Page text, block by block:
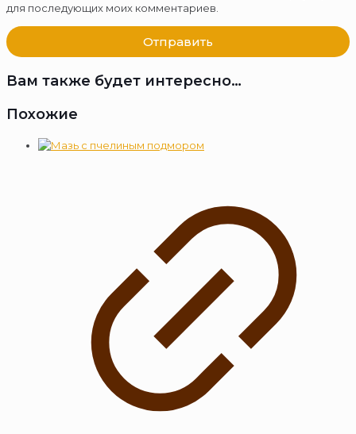
для последующих моих комментариев.
Вам также будет интересно…
Похожие